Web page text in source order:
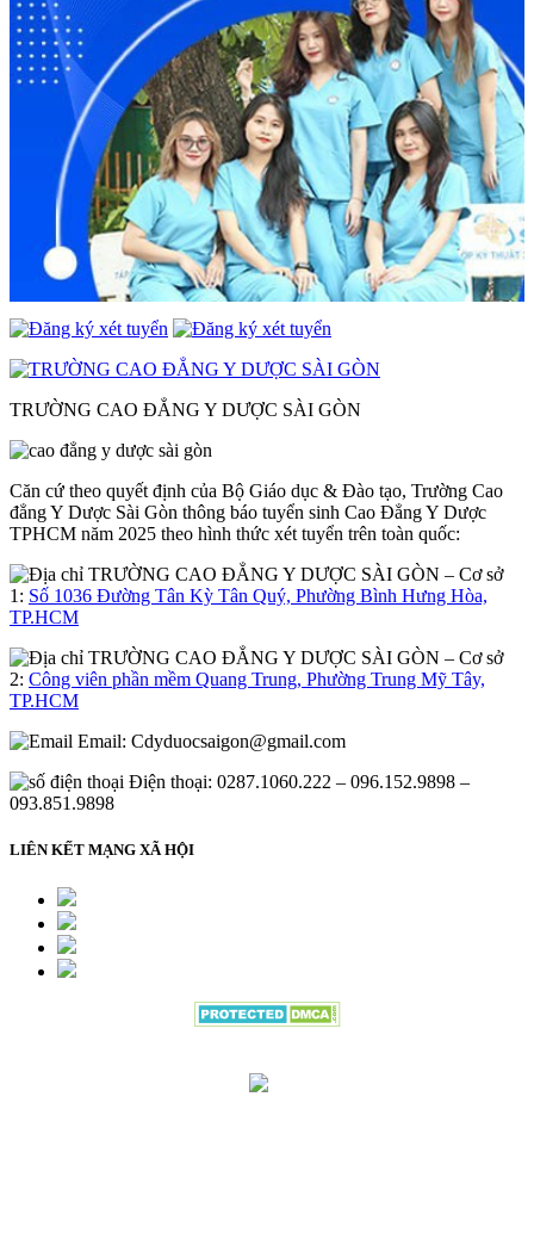
TRƯỜNG CAO ĐẲNG Y DƯỢC SÀI GÒN
Căn cứ theo quyết định của Bộ Giáo dục & Đào tạo, Trường Cao
đẳng Y Dược Sài Gòn thông báo tuyển sinh Cao Đẳng Y Dược
TPHCM năm 2025 theo hình thức xét tuyển trên toàn quốc:
– Cơ sở
1: Số 1036 Đường Tân Kỳ Tân Quý, Phường Bình Hưng Hòa,
TP.HCM
– Cơ sở
2: Công viên phần mềm Quang Trung, Phường Trung Mỹ Tây,
TP.HCM
Email: Cdyduocsaigon@gmail.com
Điện thoại: 0287.1060.222 – 096.152.9898 –
093.851.9898
LIÊN KẾT MẠNG XÃ HỘI